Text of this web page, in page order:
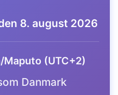
8. august 2026
Maputo (UTC+2)
Danmark